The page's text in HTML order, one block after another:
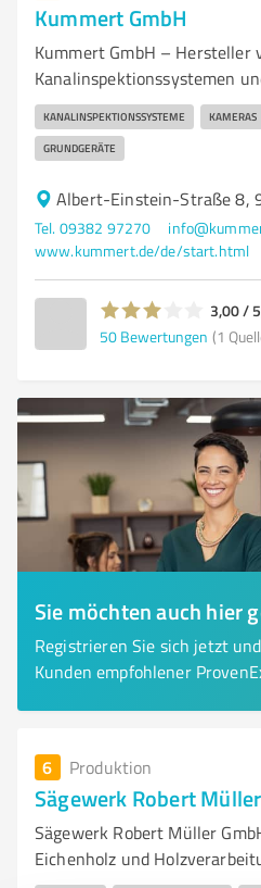
Kummert GmbH
Kummert GmbH – Hersteller
Kanalinspektionssystemen
KANALINSPEKTIONSSYSTEME KAMERAS
GRUNDGERÄTE
Albert-Einstein-Straße 8,
Tel. 09382 97270
www.kummert.de/de/start.html
3,00 /
50 Bewertungen (1
Sie möchten auch hier
Registrieren Sie sich jetzt
Kunden empfohlener
6 Produktion
Sägewerk Robert
Sägewerk Robert Müller
Eichenholz und